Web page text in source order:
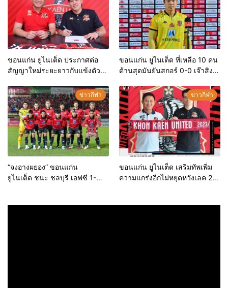
ขอนแก่น ยูไนเต็ด ประกาศต่อ
สัญญาใหม่ระยะยาวกับแข้งตัว
อีก 4 ปี ถึงปี 2028
ขอนแก่น ยูไนเต็ด ที่เหลือ 10 คน
ต้านสุดมันยันสกอร์ 0-0 เจ๊าสิงห์
ต่อไป
ข่าวกีฬา
“จงอางผยอง” ขอนแก่น
ยูไนเต็ด ชนะ ชลบุรี เอฟซี 1-
ข่าวกีฬา
ขอนแก่น ยูไนเต็ด เสริมทัพเพิ่ม
ความแกร่งอีกไม่หยุดหวังเลค 2